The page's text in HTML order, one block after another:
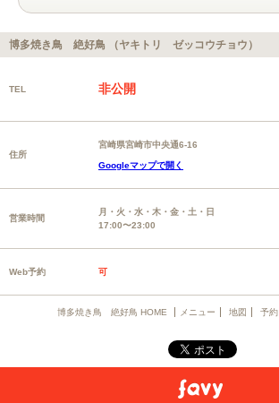
博多焼き鳥 絶好鳥 （ヤキトリ ゼッコウチョウ）
TEL 非公開
住所
宮崎県宮崎市中央通6-16
Googleマップで開く
営業時間
月・火・水・木・金・土・日
17:00〜23:00
Web予約 可
博多焼き鳥 絶好鳥 HOME メニュー 地図 予約